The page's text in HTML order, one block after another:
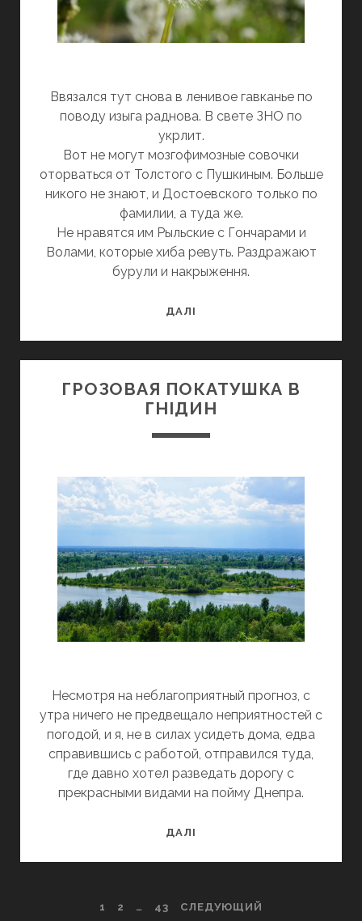
Ввязался тут снова в ленивое гавканье по
поводу изыга раднова. В свете ЗНО по
укрлит.
Вот не могут мозгофимозные совочки
оторваться от Толстого с Пушкиным. Больше
никого не знают, и Достоевского только по
фамилии, а туда же.
Не нравятся им Рыльские с Гончарами и
Волами, которые хиба ревуть. Раздражают
бурули и накрыження.
ДАЛІ
ГРОЗОВАЯ ПОКАТУШКА В
ГНІДИН
Несмотря на неблагоприятный прогноз, с
утра ничего не предвещало неприятностей с
погодой, и я, не в силах усидеть дома, едва
справившись с работой, отправился туда,
где давно хотел разведать дорогу с
прекрасными видами на пойму Днепра.
ДАЛІ
ПАГИНАЦИЯ
1 2 … 43 СЛЕДУЮЩИЙ